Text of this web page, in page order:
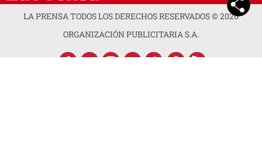
LA PRENSA TODOS LOS DERECHOS RESERVADOS ©2026
ORGANIZACIÓN PUBLICITARIA S.A.